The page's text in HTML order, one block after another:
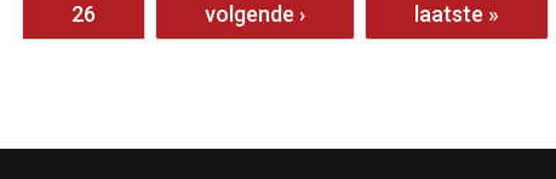
26 volgende › laatste »